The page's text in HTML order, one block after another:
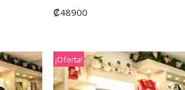
₡48900
¡Oferta!